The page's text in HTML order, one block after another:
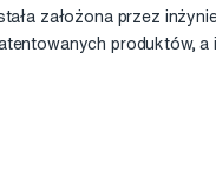
założona przez
produktów,